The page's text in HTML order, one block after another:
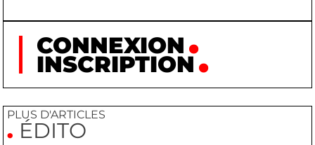
CONNEXION
INSCRIPTION
PLUS D'ARTICLES
ÉDITO